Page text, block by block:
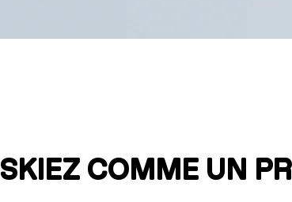
SKIEZ COMME UN